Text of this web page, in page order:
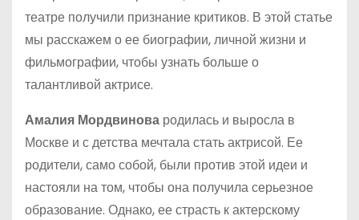
театре получили признание критиков. В этой статье
мы расскажем о ее биографии, личной жизни и
фильмографии, чтобы узнать больше о
талантливой актрисе.
Амалия Мордвинова родилась и выросла в
Москве и с детства мечтала стать актрисой. Ее
родители, само собой, были против этой идеи и
настояли на том, чтобы она получила серьезное
образование. Однако, ее страсть к актерскому